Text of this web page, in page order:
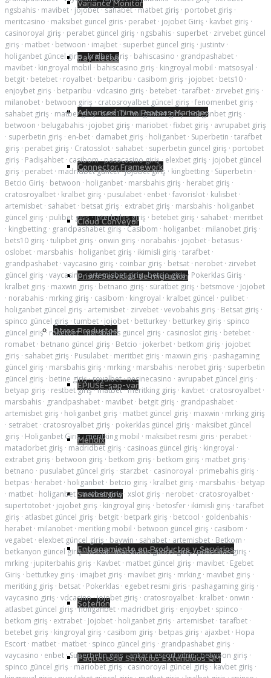
Variance Monitor
Pay Recon
Advanced Time Process Manager
Connector Framework
Cloud Conveyor
Prism Servicios de migración
Otros Productos
EPIUSE-sap-var
Mendix
ServiceNow
Entrenamiento en Productos y Servicios
Soterion
Paquete de Servicios Extendidos QM
ngsbahis · mavibet · jojobet·sahabet·matbet giriş · portobet giriş ·
meritcasino · maksibet guncel giris · perabet · jojobet Giriş · kavbet giriş ·
casinoroyal giriş · perabet güncel giriş · ngsbahis · superbet · zirvebet güncel
giriş · matbet · betwoon · imajbet · superbet güncel giriş · justintv ·
holiganbet güncel giriş·kralbet giriş · bahiscasino · grandpashabet ·
mavibet · kingroyal mobil · bahiscasino giriş · kingroyal mobil · matsosyal ·
betgit · betebet · royalbet · betparibu · casibom giriş · jojobet · bets10 ·
enjoybet giriş · betparibu · vdcasino giriş · betebet · tarafbet · zirvebet giriş ·
milanobet · betwoon giriş · cratosroyalbet güncel giriş · fenomenbet giriş ·
sahabet giriş · matbet giriş·bets10·holiganbet giriş·holiganbet giriş ·
betwoon · belugabahis · jojobet giriş · mariobet · fixbet giriş · avrupabet giriş
· superbetin giriş · en-bet · damabet giriş · holiganbet · Superbetin · tarafbet
giriş · perabet giriş · Cratosslot · sahabet · superbetin güncel giriş · portobet
giriş · Padişahbet · casibom·pasacasino giriş· elexbet giriş · jojobet güncel
giriş · perabet · madridbet güncel·jojobet giriş · kingbetting · Süperbetin ·
Betcio Giriş · betwoon · holiganbet · marsbahis giriş · herabet giriş ·
cratosroyalbet · kralbet giriş · pusulabet · enbet · favorislot · kulisbet ·
artemisbet · sahabet · betsat giriş · extrabet giriş · marsbahis · holiganbet
güncel giriş · pulibet giriş·interbahis giriş · betebet giriş · sahabet · meritbet
· kingbetting · grandpashabet giriş·Casibom · holiganbet · milanobet giriş ·
bets10 giriş · tulipbet giriş · onwin giriş · norabahis · jojobet · betasus ·
oslobet · marsbahis · holiganbet giriş · ikimisli giriş · tarafbet ·
grandpashabet · vaycasino giriş · coinbar giriş · betsat · nerobet · zirvebet
güncel giriş · vaycasino·artemisbet giriş·betcio giriş· Pokerklas Giriş ·
kralbet giriş · maxwin giriş · betnano giriş · süratbet giriş · betsmove · Jojobet
· norabahis · mrking giriş · casibom · kingroyal · kralbet güncel · pulibet ·
holiganbet güncel giriş · artemisbet · zirvebet · vevobahis giriş · Betsat giriş ·
spinco güncel giriş · tumbet · jojobet · betturkey · betturkey giriş · spinco
güncel giriş· roketbet·marsbahis güncel giriş · casinoslot giriş · betebet ·
romabet · betnano güncel giriş · Betcio · jokerbet · betkom giriş · jojobet
giriş · sahabet giriş · Pusulabet · meritbet giriş · maxwin giriş · pashagaming
güncel giriş · marsbahis giriş · mrking · marsbahis · nerobet giriş · superbetin
güncel giriş · betine giriş·royalbet·nesinecasino · avrupabet güncel giriş ·
betyap giriş · restbet giriş·matbet·meritking giriş · kavbet · cratosroyalbet ·
marsbahis · grandpashabet · mavibet · betgit giriş · grandpashabet ·
artemisbet giriş · holiganbet giriş · matbet güncel giriş · maxwin · mrking giriş
· setrabet · cratosroyalbet giriş · pokerklas güncel giriş · maksibet güncel
giriş · Holiganbet Giriş·meritking mobil · maksibet resmi giris · perabet ·
matadorbet giriş · madridbet giriş · casinoas güncel giriş · kingroyal ·
extrabet giriş · betwoon giriş · betkom giriş · betkom giriş · matbet giriş ·
betnano · pusulabet güncel giriş · starzbet · casinoroyal · primebahis giriş ·
betpas · herabet · holiganbet · betcio giriş · kralbet giriş · marsbahis · betyap
· matbet · holiganbet·matbet giriş· xslot giriş · nerobet · cratosroyalbet ·
supertotobet · jojobet giriş · kingroyal giriş · betosfer · ikimisli giriş · tarafbet
giriş · atlasbet güncel giriş · betgit · betpark giriş · betcool · goldenbahis ·
herabet · milanobet · meritking mobil · betwoon güncel giriş · casibom ·
vegabet · elexbet güncel giriş · baywin · sahabet · artemisbet · Betkom ·
betkanyon güncel giriş·betsat·marsbahis güncel giriş·pokerklas giriş ·
mrking · jupiterbahis giriş · Kavbet · matbet güncel giriş · mavibet · Egebet
Giriş · bettutkey giriş · imajbet giriş · mavibet giriş · mrking · mavibet giriş ·
meritking giriş · betsat · Pokerklas · egebet resmi giris · pashagaming giriş ·
vaycasino giriş · vdcasino·jojobet giriş · cratosroyalbet · kralbet · onwin ·
atlasbet güncel giriş ·holiganbet · madridbet giriş · enjoybet · spinco ·
betkom giriş · extrabet · Jojobet · holiganbet giriş · artemisbet · tarafbet ·
betebet giriş · kingroyal giriş · casibom giriş · betpas giriş · ajaxbet · Hopa
Escort · matbet · matbet · spinco güncel giriş · grandpashabet giriş ·
vaycasino · enbet ·Superbetin giriş·ankara escort vitrin·betwoon giriş ·
spinco güncel giriş · mariobet giriş · casinoroyal güncel giriş · kavbet giriş ·